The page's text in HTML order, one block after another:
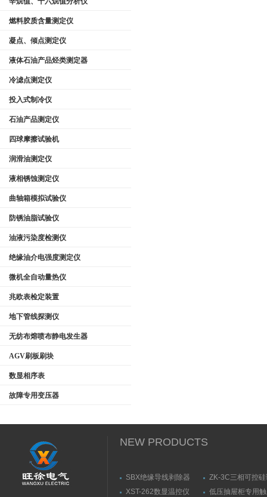
燃料胶质含量测定仪
凝点、倾点测定仪
液体石油产品烃类测定器
冷滤点测定仪
投入式制冷仪
石油产品测定仪
四球摩擦试验机
润滑油测定仪
液相锈蚀测定仪
曲轴箱模拟试验仪
防锈油脂试验仪
油液污染度检测仪
绝缘油介电强度测定仪
微机全自动量热仪
兆欧表检定装置
地下管线探测仪
无纺布熔喷布静电发生器
AGV刷板刷块
数显相序表
故障专用变压器
NEW PRODUCTS
SBX绝缘导线剥除器
ZK-3C三相可控
触发器
XST-262数显温控仪
低压抽屉柜专用